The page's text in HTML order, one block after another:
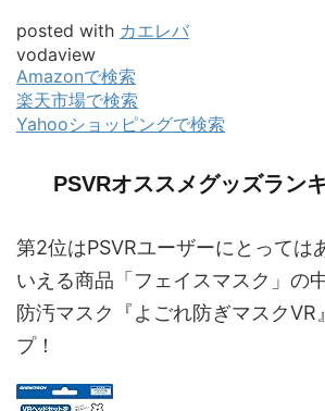
posted with カエレバ
vodaview
Amazonで検索
楽天市場で検索
Yahooショッピングで検索
PSVRオススメグッズラン
第2位はPSVRユーザーにとっては
いえる商品「フェイスマスク」の
防汚マスク『よごれ防ぎマスクVR
プ！